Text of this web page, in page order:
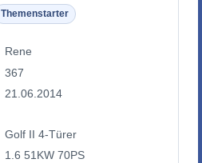
Themenstarter
Rene
367
21.06.2014
Golf II 4-Türer
1.6 51KW 70PS